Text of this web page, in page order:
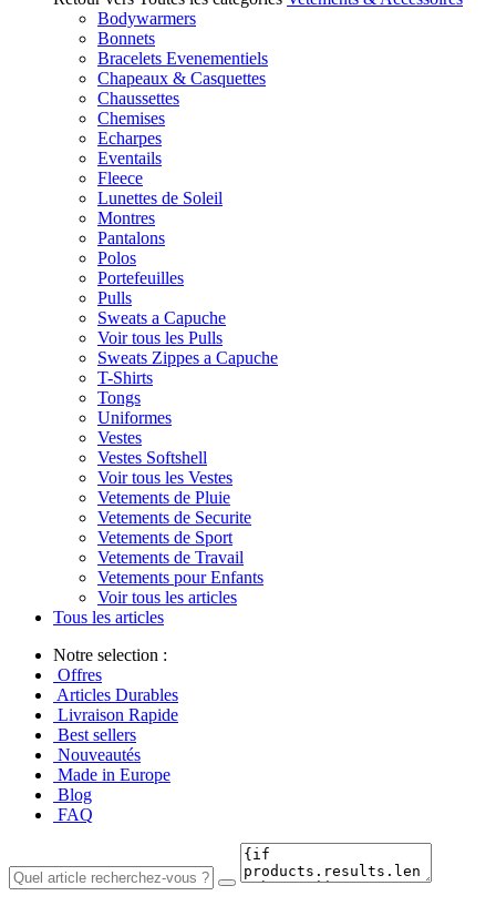
Bodywarmers
Bonnets
Bracelets Evenementiels
Chapeaux & Casquettes
Chaussettes
Chemises
Echarpes
Eventails
Fleece
Lunettes de Soleil
Montres
Pantalons
Polos
Portefeuilles
Pulls
Sweats a Capuche
Voir tous les Pulls
Sweats Zippes a Capuche
T-Shirts
Tongs
Uniformes
Vestes
Vestes Softshell
Voir tous les Vestes
Vetements de Pluie
Vetements de Securite
Vetements de Sport
Vetements de Travail
Vetements pour Enfants
Voir tous les articles
Tous les articles
Notre selection :
Offres
Articles Durables
Livraison Rapide
Best sellers
Nouveautés
Made in Europe
Blog
FAQ